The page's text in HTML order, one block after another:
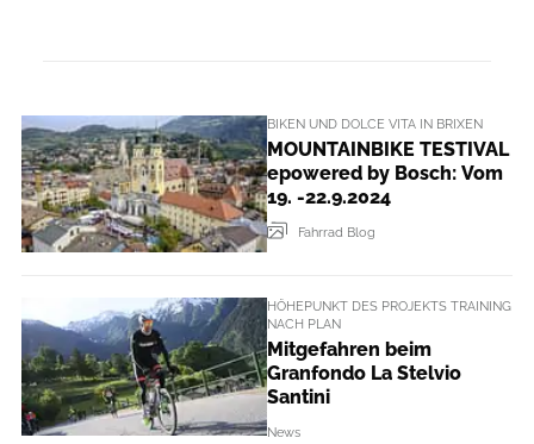
BIKEN UND DOLCE VITA IN BRIXEN
MOUNTAINBIKE TESTIVAL
epowered by Bosch: Vom
19. -22.9.2024
Fahrrad Blog
HÖHEPUNKT DES PROJEKTS TRAINING
NACH PLAN
Mitgefahren beim
Granfondo La Stelvio
Santini
News